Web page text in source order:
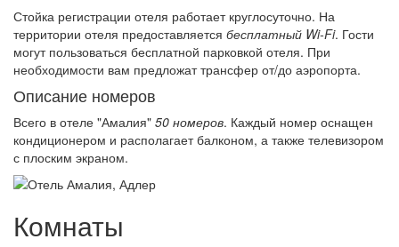
Стойка регистрации отеля работает круглосуточно. На
территории отеля предоставляется бесплатный Wi-Fi. Гости
могут пользоваться бесплатной парковкой отеля. При
необходимости вам предложат трансфер от/до аэропорта.
Описание номеров
Всего в отеле "Амалия" 50 номеров. Каждый номер оснащен
кондиционером и располагает балконом, а также телевизором
с плоским экраном.
Комнаты